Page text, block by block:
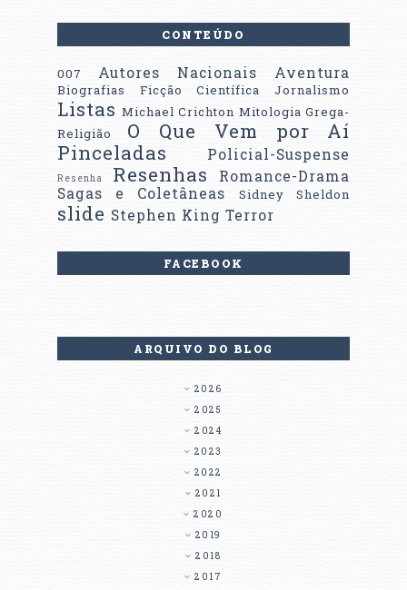
CONTEÚDO
007 Autores Nacionais Aventura
Biografias Ficção Científica Jornalismo
Listas Michael Crichton Mitologia Grega-
Religião
O Que Vem por Aí
Pinceladas
Policial-Suspense
Resenha Resenhas
Romance-Drama
Sagas e Coletâneas
Sidney Sheldon
slide Stephen King Terror
FACEBOOK
ARQUIVO DO BLOG
2026
2025
2024
2023
2022
2021
2020
2019
2018
2017